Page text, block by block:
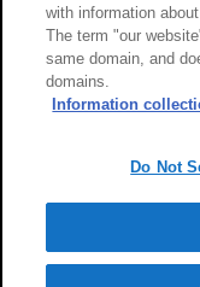
サイトの
Copyright (c) Tokio
with information
The term "our
same domain, and
domains.
Information
Do Not